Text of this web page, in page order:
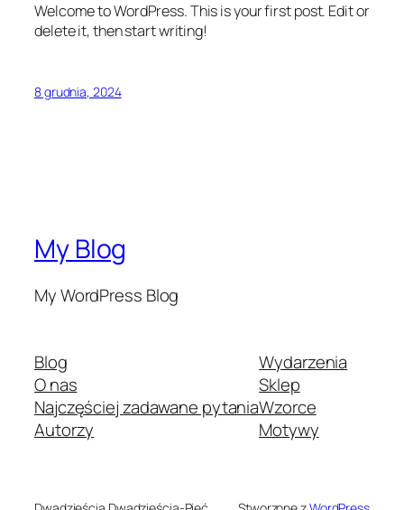
Welcome to WordPress. This is your first post. Edit or
delete it, then start writing!
8 grudnia, 2024
My Blog
My WordPress Blog
Blog
O nas
Najczęściej zadawane pytania
Autorzy
Wydarzenia
Sklep
Wzorce
Motywy